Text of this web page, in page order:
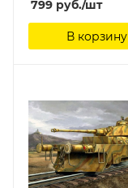
799 руб./шт
В корзину